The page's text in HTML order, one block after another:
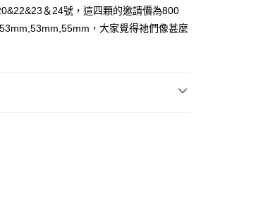
＆24號，這四顆的邀請價為800
，大家覺得祂們像甚麼